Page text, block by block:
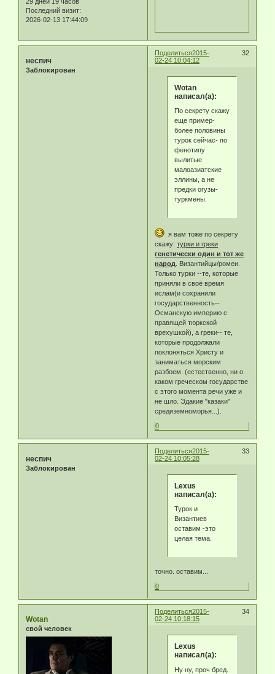
Последний визит:
2026-02-13 17:44:09
Поделиться 32
2015-
02-24 10:04:12
неспич
Заблокирован
Wotan
написал(а):
По секрету скажу
еще пример-
более половины
турок сейчас- по
фенотипу
вылитые
малоазиатские
эллины, а не
предки огузы-
туркмены.
я вам тоже по секрету
скажу:турки и греки
генетически один и тот же
народ . Византийцы/ромеи.
Только турки --те, которые
приняли в своё время
ислам(и сохранили
государственность--
Османскую империю с
правящей тюркской
врехушкой), а греки-- те,
которые продолжали
поклоняться Христу и
заниматься морским
разбоем. (естественно, ни о
каком греческом государстве
с этого момента речи уже и
не шло. Эдакие "казаки"
средиземноморья...).
0
Поделиться 33
2015-
02-24 10:05:28
неспич
Заблокирован
Lexus
написал(а):
Турок и
Византиев
оставим -это
целая тема.
точно. оставим...
0
Поделиться 34
2015-
02-24 10:18:15
Wotan
свой человек
Lexus
написал(а):
Ну ну, проч бред.